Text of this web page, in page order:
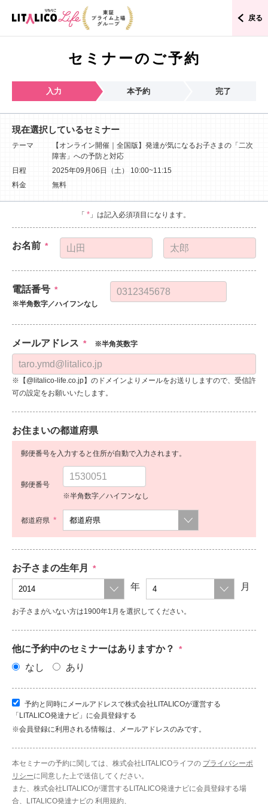
戻る
セミナーのご予約
入力 本予約 完了
現在選択しているセミナー
テーマ
【オンライン開催｜全国版】発達が気になるお子さまの「二次
障害」への予防と対応
日程
2025年09月06日（土） 10:00~11:15
料金
無料
「 * 」は記入必須項目になります。
お名前 *
電話番号 *
※半角数字／ハイフンなし
メールアドレス * ※半角英数字
※【@litalico-life.co.jp】のドメインよりメールをお送りしますので、受信許
可の設定をお願いいたします。
お住まいの都道府県
郵便番号を入力すると住所が自動で入力されます。
郵便番号
※半角数字／ハイフンなし
都道府県 *
お子さまの生年月 *
年 月
お子さまがいない方は1900年1月を選択してください。
他に予約中のセミナーはありますか？ *
なし あり
予約と同時にメールアドレスで株式会社LITALICOが運営する
「LITALICO発達ナビ」に会員登録する
※会員登録に利用される情報は、メールアドレスのみです。
本セミナーの予約に関しては、株式会社LITALICOライフの プライバシーポ
リシーに同意した上で送信してください。
また、株式会社LITALICOが運営するLITALICO発達ナビに会員登録する場
合、LITALICO発達ナビの 利用規約、